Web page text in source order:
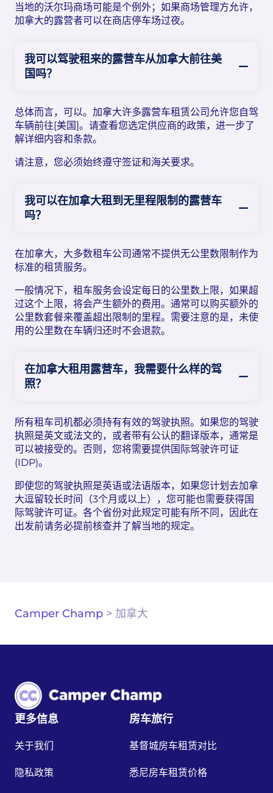
当地的沃尔玛商场可能是个例外；如果商场管理方允许，
加拿大的露营者可以在商店停车场过夜。
我可以驾驶租来的露营车从加拿大前往美
国吗？
总体而言，可以。加拿大许多露营车租赁公司允许您自驾
车辆前往[美国]。请查看您选定供应商的政策，进一步了
解详细内容和条款。
请注意，您必须始终遵守签证和海关要求。
我可以在加拿大租到无里程限制的露营车
吗？
在加拿大，大多数租车公司通常不提供无公里数限制作为
标准的租赁服务。
一般情况下，租车服务会设定每日的公里数上限，如果超
过这个上限，将会产生额外的费用。通常可以购买额外的
公里数套餐来覆盖超出限制的里程。需要注意的是，未使
用的公里数在车辆归还时不会退款。
在加拿大租用露营车，我需要什么样的驾
照？
所有租车司机都必须持有有效的驾驶执照。如果您的驾驶
执照是英文或法文的，或者带有公认的翻译版本，通常是
可以被接受的。否则，您将需要提供国际驾驶许可证
(IDP)。
即使您的驾驶执照是英语或法语版本，如果您计划去加拿
大逗留较长时间（3个月或以上），您可能也需要获得国
际驾驶许可证。各个省份对此规定可能有所不同，因此在
出发前请务必提前核查并了解当地的规定。
Camper Champ > 加拿大
更多信息
关于我们
隐私政策
房车旅行
基督城房车租赁对比
悉尼房车租赁价格